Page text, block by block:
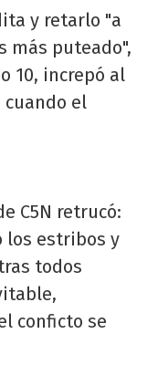
y retarlo "a
más puteado",
10, increpó al
el
C5N retrucó:
los estribos y
todos
conficto se